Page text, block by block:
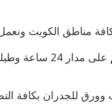
مناطق الكويت
واحترام المواعيد
للجدران بكافة